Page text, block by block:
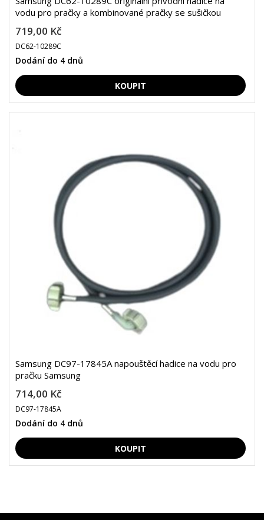
vodu pro pračky a kombinované pračky se sušičkou
719,00 Kč
DC62-10289C
Dodání do 4 dnů
Samsung DC97-17845A napouštěcí hadice na vodu pro
pračku Samsung
714,00 Kč
DC97-17845A
Dodání do 4 dnů